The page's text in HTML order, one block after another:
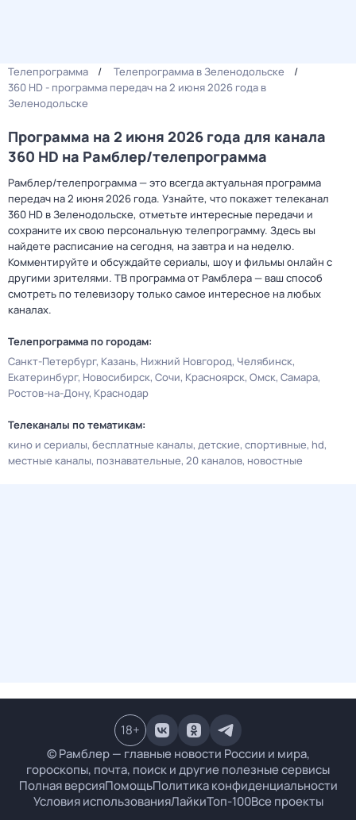
Телепрограмма
Телепрограмма в Зеленодольске
360 HD - программа передач на 2 июня 2026 года в
Зеленодольске
Программа на 2 июня 2026 года для канала
360 HD на Рамблер/телепрограмма
Рамблер/телепрограмма — это всегда актуальная программа
передач на 2 июня 2026 года. Узнайте, что покажет телеканал
360 HD в Зеленодольске, отметьте интересные передачи и
сохраните их свою персональную телепрограмму. Здесь вы
найдете расписание на сегодня, на завтра и на неделю.
Комментируйте и обсуждайте сериалы, шоу и фильмы онлайн с
другими зрителями. ТВ программа от Рамблера — ваш способ
смотреть по телевизору только самое интересное на любых
каналах.
Телепрограмма по городам:
Санкт-Петербург Казань Нижний Новгород Челябинск
Екатеринбург Новосибирск Сочи Красноярск Омск Самара
Ростов-на-Дону Краснодар
Телеканалы по тематикам:
кино и сериалы бесплатные каналы детские спортивные hd
местные каналы познавательные 20 каналов новостные
© Рамблер — главные новости России и мира,
гороскопы, почта, поиск и другие полезные сервисы
Полная версияПомощьПолитика конфиденциальности
Условия использованияЛайкиТоп-100Все проекты
18+